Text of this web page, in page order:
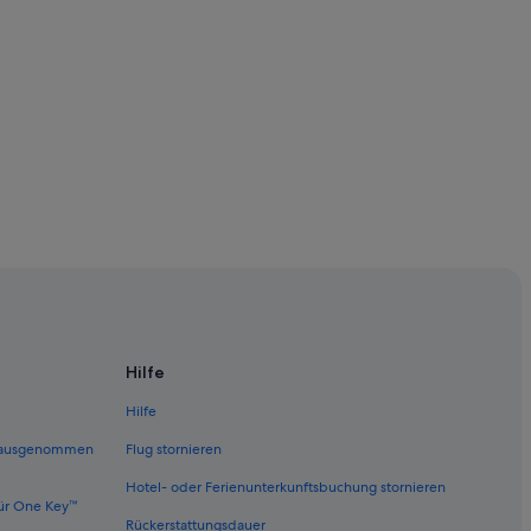
Creativity
One Key™
Hilfe
Hilfe
Flug stornieren
Hotel- oder Ferienunterkunftsbuchung stornieren
Rückerstattungsdauer